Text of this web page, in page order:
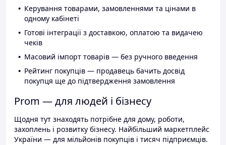
Керування товарами, замовленнями та цінами в
одному кабінеті
Готові інтеграції з доставкою, оплатою та видачею
чеків
Масовий імпорт товарів — без ручного введення
Рейтинг покупців — продавець бачить досвід
покупця ще до підтвердження замовлення
Prom — для людей і бізнесу
Щодня тут знаходять потрібне для дому, роботи,
захоплень і розвитку бізнесу. Найбільший маркетплейс
України — для мільйонів покупців і тисяч підприємців.